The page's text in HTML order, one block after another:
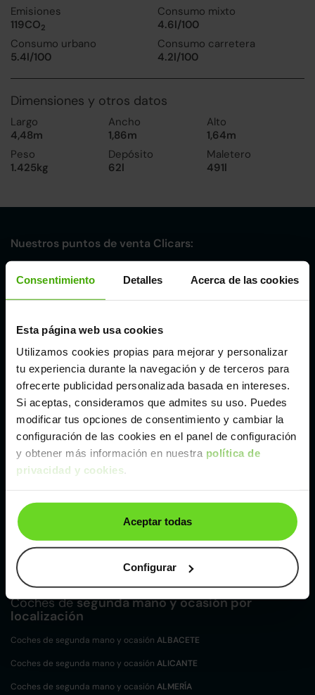
Consentimiento Detalles Acerca de las cookies
Esta página web usa cookies
Utilizamos cookies propias para mejorar y personalizar
tu experiencia durante la navegación y de terceros para
ofrecerte publicidad personalizada basada en intereses.
Si aceptas, consideramos que admites su uso. Puedes
modificar tus opciones de consentimiento y cambiar la
configuración de las cookies en el panel de configuración
y obtener más información en nuestra política de
privacidad y cookies.
Aceptar todas
Configurar
Emisiones
119CO2
Consumo mixto
4.6l/100
Consumo urbano
5.4l/100
Consumo carretera
4.2l/100
Dimensiones y otros datos
Largo
4,48m
Ancho
1,86m
Alto
1,64m
Peso
1.425kg
Depósito
62l
Maletero
491l
Nuestros puntos de venta Clicars:
Alicante
Madrid
Málaga
Valencia
Ver Kia Sportage de segunda mano y ocasión
Kia Sportage de segunda mano y ocasión
Coches desegunda mano y ocasión por
localización
Coches de segunda mano y ocasión ALBACETE
Coches de segunda mano y ocasión ALICANTE
Coches de segunda mano y ocasión ALMERÍA